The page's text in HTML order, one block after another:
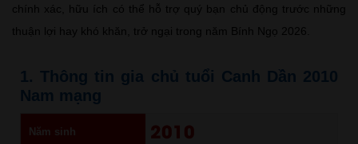
chính xác, hữu ích có thể hỗ trợ quý bạn chủ động trước những
thuận lợi hay khó khăn, trở ngại trong năm Bính Ngọ 2026.
1. Thông tin gia chủ tuổi Canh Dần 2010
Nam mạng
Năm sinh 2010